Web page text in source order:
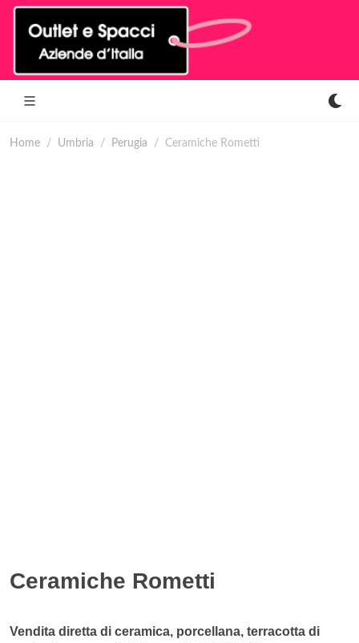
Home Umbria Perugia Ceramiche Rometti
Ceramiche Rometti
Vendita diretta di ceramica, porcellana, terracotta di